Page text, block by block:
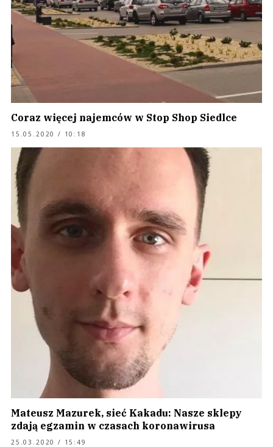
Coraz więcej najemców w Stop Shop Siedlce
15.05.2020 / 10:18
Mateusz Mazurek, sieć Kakadu: Nasze sklepy
zdają egzamin w czasach koronawirusa
25.03.2020 / 15:49